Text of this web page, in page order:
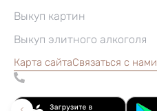
Выкуп картин
Выкуп элитного алкоголя
Карта сайтаСвязаться с нами